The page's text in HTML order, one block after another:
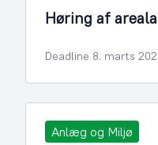
Høring af
Deadline 8. marts
Anlæg og Miljø